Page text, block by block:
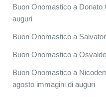
Buon Onomastico a Donato
auguri
Buon Onomastico a
Buon Onomastico a
Buon Onomastico a
agosto immagini di auguri